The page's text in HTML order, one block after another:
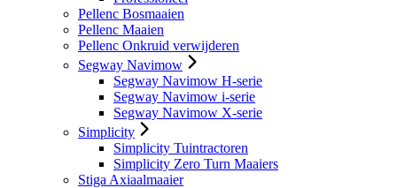
Pellenc Bosmaaien
Pellenc Maaien
Pellenc Onkruid verwijderen
Segway Navimow
Segway Navimow H-serie
Segway Navimow i-serie
Segway Navimow X-serie
Simplicity
Simplicity Tuintractoren
Simplicity Zero Turn Maaiers
Stiga Axiaalmaaier